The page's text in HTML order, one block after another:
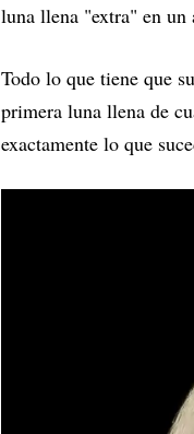
luna llena "extra" en un
Todo lo que tiene que
primera luna llena de
exactamente lo que